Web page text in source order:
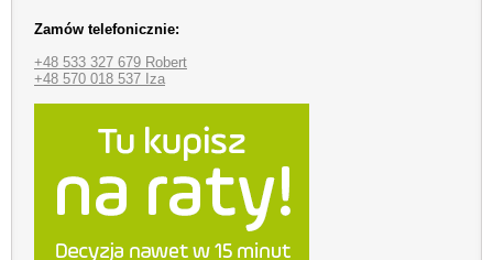
Zamów telefonicznie:
+48 533 327 679 Robert
+48 570 018 537 Iza